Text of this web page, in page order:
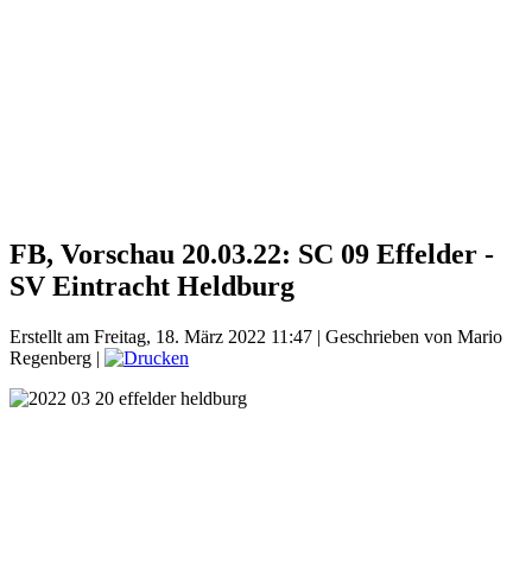
FB, Vorschau 20.03.22: SC 09 Effelder -
SV Eintracht Heldburg
Erstellt am Freitag, 18. März 2022 11:47 | Geschrieben von Mario
Regenberg |